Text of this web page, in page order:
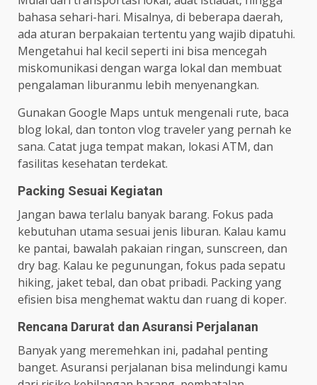
bahasa sehari-hari. Misalnya, di beberapa daerah,
ada aturan berpakaian tertentu yang wajib dipatuhi.
Mengetahui hal kecil seperti ini bisa mencegah
miskomunikasi dengan warga lokal dan membuat
pengalaman liburanmu lebih menyenangkan.
Gunakan Google Maps untuk mengenali rute, baca
blog lokal, dan tonton vlog traveler yang pernah ke
sana. Catat juga tempat makan, lokasi ATM, dan
fasilitas kesehatan terdekat.
Packing Sesuai Kegiatan
Jangan bawa terlalu banyak barang. Fokus pada
kebutuhan utama sesuai jenis liburan. Kalau kamu
ke pantai, bawalah pakaian ringan, sunscreen, dan
dry bag. Kalau ke pegunungan, fokus pada sepatu
hiking, jaket tebal, dan obat pribadi. Packing yang
efisien bisa menghemat waktu dan ruang di koper.
Rencana Darurat dan Asuransi Perjalanan
Banyak yang meremehkan ini, padahal penting
banget. Asuransi perjalanan bisa melindungi kamu